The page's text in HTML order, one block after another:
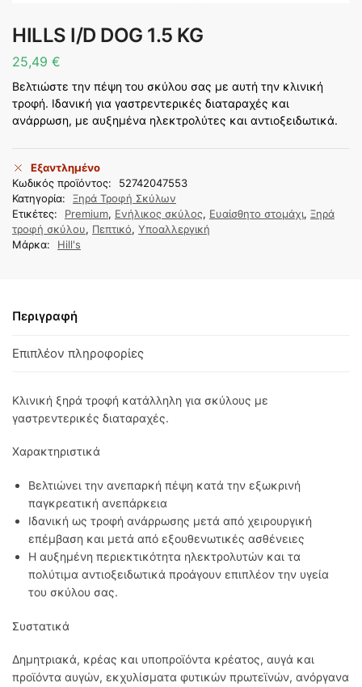
HILLS I/D DOG 1.5 KG
25,49 €
Βελτιώστε την πέψη του σκύλου σας με αυτή την κλινική
τροφή. Ιδανική για γαστρεντερικές διαταραχές και
ανάρρωση, με αυξημένα ηλεκτρολύτες και αντιοξειδωτικά.
Εξαντλημένο
Κωδικός προϊόντος:
52742047553
Κατηγορία:
Ξηρά Τροφή Σκύλων
Ετικέτες:
Premium, Ενήλικος σκύλος, Ευαίσθητο στομάχι, Ξηρά
τροφή σκύλου, Πεπτικό, Υποαλλεργική
Μάρκα:
Hill's
Περιγραφή
Επιπλέον πληροφορίες
Κλινική ξηρά τροφή κατάλληλη για σκύλους με
γαστρεντερικές διαταραχές.
Χαρακτηριστικά
Βελτιώνει την ανεπαρκή πέψη κατά την εξωκρινή
παγκρεατική ανεπάρκεια
Ιδανική ως τροφή ανάρρωσης μετά από χειρουργική
επέμβαση και μετά από εξουθενωτικές ασθένειες
Η αυξημένη περιεκτικότητα ηλεκτρολυτών και τα
πολύτιμα αντιοξειδωτικά προάγουν επιπλέον την υγεία
του σκύλου σας.
​Συστατικά
Δημητριακά, κρέας και υποπροϊόντα κρέατος, αυγά και
προϊόντα αυγών, εκχυλίσματα φυτικών πρωτεϊνών, ανόργανα